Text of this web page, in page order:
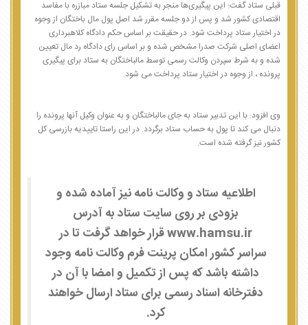
قبلی ستاد گفت: این پیگیری‌ها منجر به تشکیل جلسه ستاد مبازره با مفاسد
اقتصادی کشور شد و پس از دو جلسه مقرر شد اصل پول مال باختگان از وجوه
در اختیار ستاد پرداخت شود. در حقیقت بر اساس حکم دادگاه کلاهبرداری
اعضای اصلی شرکت صدرا مشخص شده و بر اساس رای دادگاه رد مال تعیین
شده و به شرط سپردن وکالت رسمی توسط مالباختگان به ستاد برای پیگیری
پرونده ، از وجوه در اختیار ستاد پرداخت می شود.
وی افزود: با این تدبیر ستاد به جای مالباختگان و به عنوان وکیل آنها پرونده را
دنبال می کند تا پول به حساب ستاد برگردد. در این راستا تاییدیه بازرسی کل
کشور نیز گرفته شده است.
اطلاعیه ستاد و وکالت نامه نیز آماده شده و
بزودی بر روی سایت ستاد به آدرس
www.hamsu.ir قرار خواهد گرفت تا در
سراسر کشور امکان پرینت فرم وکالت نامه وجود
داشته باشد که پس از تکمیل و امضا با آن در
دفترخانه اسناد رسمی برای ستاد ارسال خواهند
کرد.